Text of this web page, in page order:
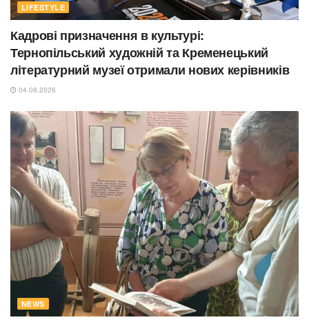
LIFESTYLE
Кадрові призначення в культурі:
Тернопільський художній та Кременецький
літературний музеї отримали нових керівників
04.08.2026
NEWS